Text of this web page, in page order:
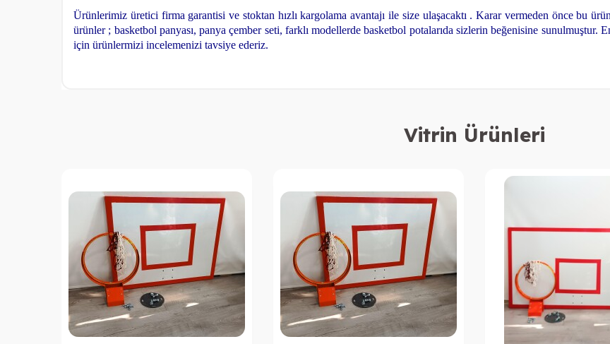
Ürünlerimiz üretici firma garantisi ve stoktan hızlı kargolama avantajı ile size ulaşacaktı . Karar vermeden önce bu
ürünler ; basketbol panyası, panya çember seti, farklı modellerde basketbol potalarıda sizlerin beğenisine sunulmuştur.
için ürünlermizi incelemenizi tavsiye ederiz.
Vitrin Ürünleri